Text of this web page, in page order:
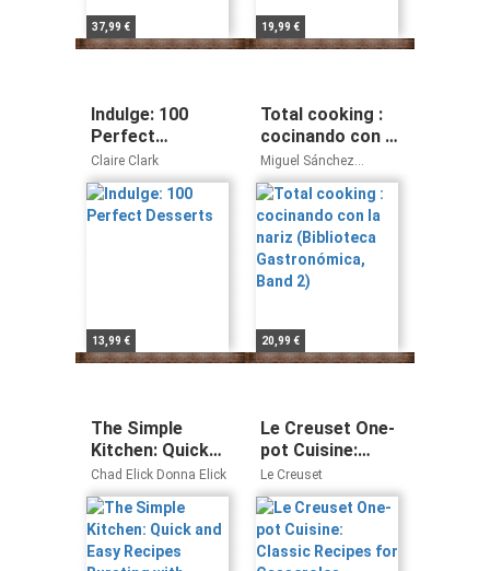
37,99 € 19,99 €
Indulge: 100
Perfect
Desserts
Claire Clark
13,99 €
Total cooking :
cocinando con la
nariz (Biblioteca
Gastronómica,
Band 2)
Miguel Sánchez
Romera
20,99 €
The Simple
Kitchen: Quick
and Easy
Recipes
Bursting with
Flavor
Chad Elick Donna Elick
Le Creuset One-
pot Cuisine:
Classic Recipes
for Casseroles,
Tagines &
Simple One-pot
Dishes
Le Creuset